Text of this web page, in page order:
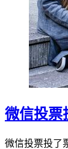
微信投票
微信投票投了